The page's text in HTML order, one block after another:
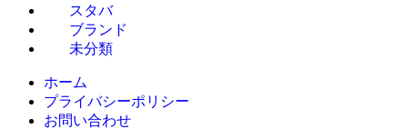
スタバ
ブランド
未分類
ホーム
プライバシーポリシー
お問い合わせ